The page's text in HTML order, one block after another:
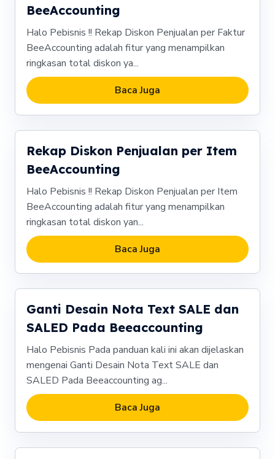
BeeAccounting
Halo Pebisnis !! Rekap Diskon Penjualan per Faktur
BeeAccounting adalah fitur yang menampilkan
ringkasan total diskon ya...
Baca Juga
Rekap Diskon Penjualan per Item
BeeAccounting
Halo Pebisnis !! Rekap Diskon Penjualan per Item
BeeAccounting adalah fitur yang menampilkan
ringkasan total diskon yan...
Baca Juga
Ganti Desain Nota Text SALE dan
SALED Pada Beeaccounting
Halo Pebisnis Pada panduan kali ini akan dijelaskan
mengenai Ganti Desain Nota Text SALE dan
SALED Pada Beeaccounting ag...
Baca Juga